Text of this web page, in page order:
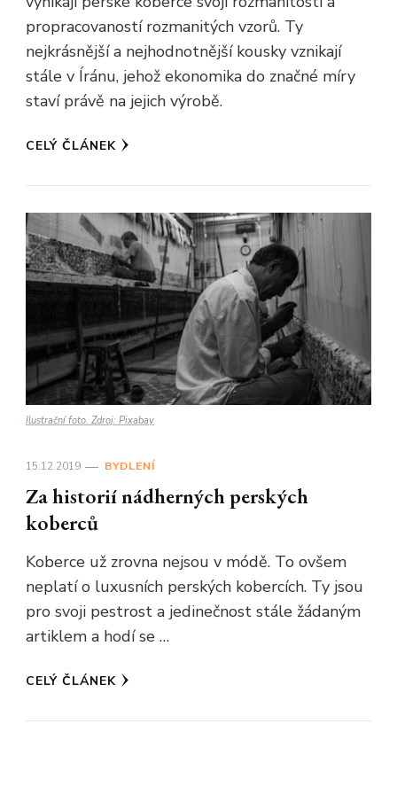
propracovaností rozmanitých vzorů. Ty
nejkrásnější a nejhodnotnější kousky vznikají
stále v Íránu, jehož ekonomika do značné míry
staví právě na jejich výrobě.
CELÝ ČLÁNEK
Ilustrační foto. Zdroj: Pixabay
15.12.2019 BYDLENÍ
Za historií nádherných perských
koberců
Koberce už zrovna nejsou v módě. To ovšem
neplatí o luxusních perských kobercích. Ty jsou
pro svoji pestrost a jedinečnost stále žádaným
artiklem a hodí se …
CELÝ ČLÁNEK